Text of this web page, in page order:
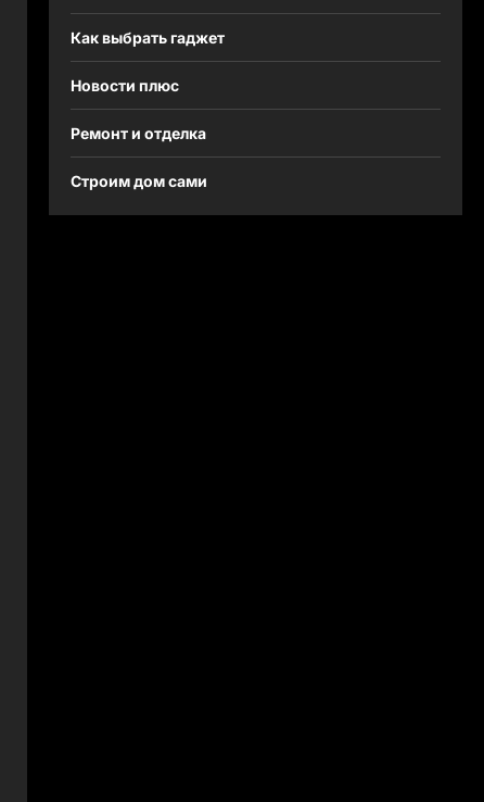
Как выбрать гаджет
Новости плюс
Ремонт и отделка
Строим дом сами